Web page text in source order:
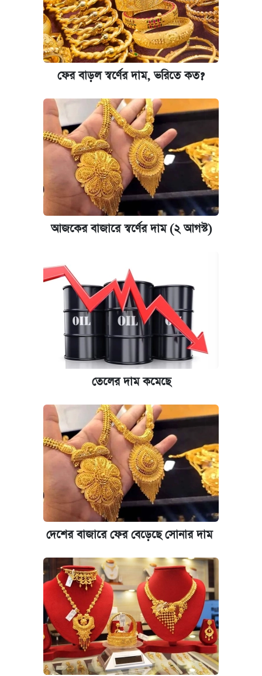
যুক্তরাষ্ট্র থেকে আরও ২৩ বাংলাদেশিকে দেশে
ফেরত পাঠানো হলো
ফের বাড়ল স্বর্ণের দাম, ভরিতে কত?
আজকের বাজারে স্বর্ণের দাম (২ আগস্ট)
তেলের দাম কমেছে
দেশের বাজারে ফের বেড়েছে সোনার দাম